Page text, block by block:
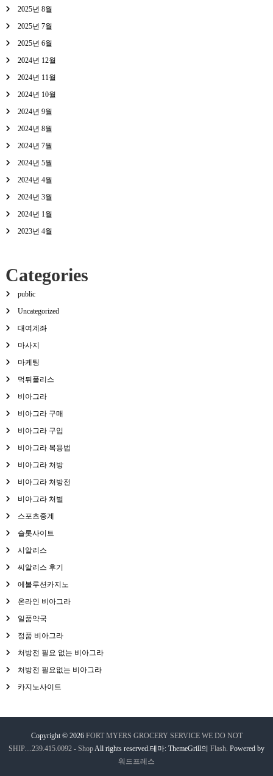
2025년 8월
2025년 7월
2025년 6월
2024년 12월
2024년 11월
2024년 10월
2024년 9월
2024년 8월
2024년 7월
2024년 5월
2024년 4월
2024년 3월
2024년 1월
2023년 4월
Categories
public
Uncategorized
대여계좌
마사지
마케팅
먹튀폴리스
비아그라
비아그라 구매
비아그라 구입
비아그라 복용법
비아그라 처방
비아그라 처방전
비아그라 처벌
스포츠중계
슬롯사이트
시알리스
씨알리스 후기
에볼루션카지노
온라인 비아그라
일품약국
정품 비아그라
처방전 필요 없는 비아그라
처방전 필요없는 비아그라
카지노사이트
Copyright © 2026 FORT MYERS GROCERY SERVICE WE DO NOT
SHIP....239.415.0092 - ShopAll rights reserved.테마: ThemeGrill의 Flash. Powered by
워드프레스